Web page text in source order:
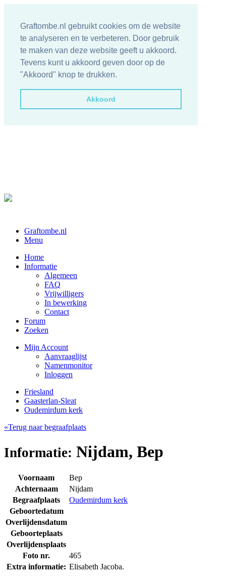
Graftombe.nl gebruikt cookies om de website
te analyseren en te verbeteren. Door gebruik
te maken van deze website geeft u akkoord.
Tevens kunt u akkoord geven door op de
"Akkoord" knop te drukken.
Akkoord
Graftombe.nl
Menu
Home
Informatie
Algemeen
FAQ
Vrijwilligers
In bewerking
Contact
Forum
Zoeken
Mijn Account
Aanvraaglijst
Namenmonitor
Inloggen
Friesland
Gaasterlan-Sleat
Oudemirdum kerk
«Terug naar begraafplaats
Informatie: Nijdam, Bep
Voornaam
Bep
Achternaam
Nijdam
Begraafplaats
Oudemirdum kerk
Geboortedatum
Overlijdensdatum
Geboorteplaats
Overlijdensplaats
Foto nr.
465
Extra informatie: Elisabeth Jacoba.